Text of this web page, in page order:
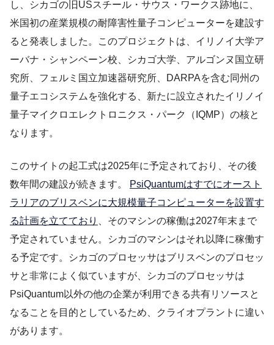
し、シカゴの旧USスチール・サウス・ワークス跡地に、
米国初の産業規模の耐障害性量子コンピューターを建設す
ると発表しました。このプロジェクトは、イリノイ大学ア
ーバナ・シャンペーン校、シカゴ大学、アルゴンヌ国立研
究所、フェルミ国立加速器研究所、DARPAを含む同州の
量子エコシステムを強化する、新たに設立されたイリノイ
量子マイクロエレクトロニクス・パーク（IQMP）の核と
なります。
このサイトの起工式は2025年に予定されており、その後
数年間の建設が続きます。
PsiQuantumはすでにオースト
ラリアのブリスベンに大規模量子コンピューターを設置す
る計画を立てており
、そのマシンの稼働は2027年末まで
予定されていません。シカゴのマシンはそれ以降に稼働す
る予定です。シカゴのプロセッサはブリスベンのプロセッ
サと非常によく似ていますが、シカゴのプロセッサは
PsiQuantum以外の他の企業が利用できる共有リソースと
なることを目的としているため、クライオプラントに違い
があります。